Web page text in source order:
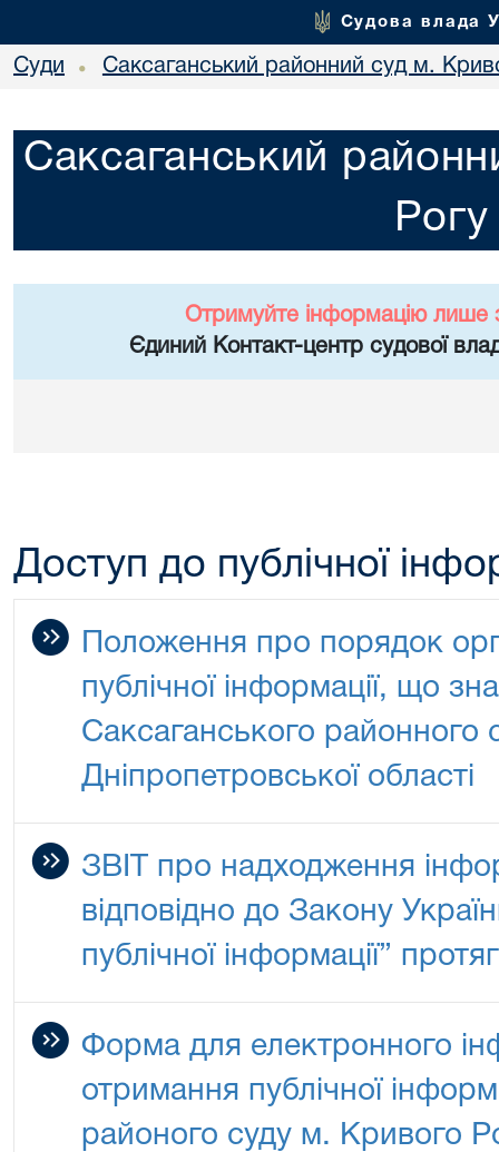
Судова влада
Суди • Саксаганський районний суд м.
Саксаганський
Рогу
Отримуйте інформацію лише
Єдиний Контакт-центр судової
Доступ до публічної
Положення про порядок
публічної інформації, що
Саксаганського районного
Дніпропетровської області
ЗВІТ про надходження
відповідно до Закону
публічної інформації”
Форма для електронного
отримання публічної
районого суду м. Кривого